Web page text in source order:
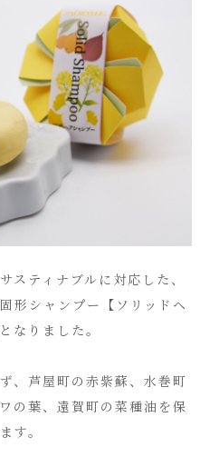
スティナブルに対応した、
形シャンプー【ソリッドヘ
なりました。
、芦屋町の赤紫蘇、水巻町
の葉、遠賀町の菜種油を保
す。